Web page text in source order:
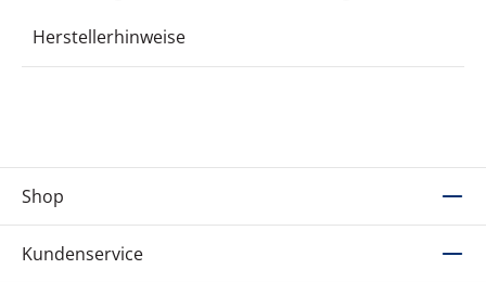
Herstellerhinweise
Shop
Kundenservice